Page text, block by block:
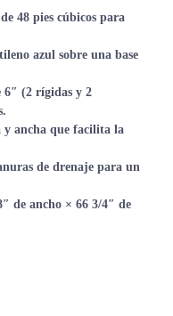
48 pies cúbicos para
azul sobre una base
6″ (2 rígidas y 2
ancha que facilita la
de drenaje para un
de ancho × 66 3/4″ de